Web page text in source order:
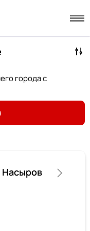
города с
Насыров